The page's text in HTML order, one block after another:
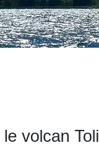
volcan